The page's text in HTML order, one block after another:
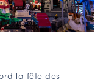
la fête des